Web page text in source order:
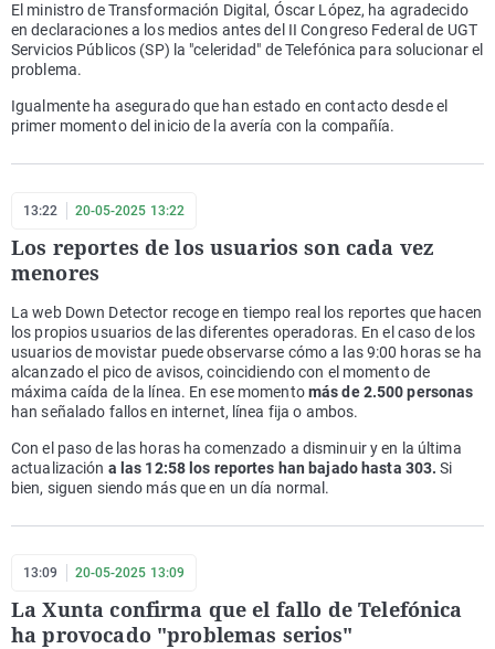
El ministro de Transformación Digital, Óscar López, ha agradecido
en declaraciones a los medios antes del II Congreso Federal de UGT
Servicios Públicos (SP) la "celeridad" de Telefónica para solucionar el
problema.
Igualmente ha asegurado que han estado en contacto desde el
primer momento del inicio de la avería con la compañía.
13:22 20-05-2025 13:22
Los reportes de los usuarios son cada vez
menores
La web Down Detector recoge en tiempo real los reportes que hacen
los propios usuarios de las diferentes operadoras. En el caso de los
usuarios de movistar puede observarse cómo a las 9:00 horas se ha
alcanzado el pico de avisos, coincidiendo con el momento de
máxima caída de la línea. En ese momentomás de 2.500 personas
han señalado fallos en internet, línea fija o ambos.
Con el paso de las horas ha comenzado a disminuir y en la última
actualización a las 12:58 los reportes han bajado hasta 303. Si
bien, siguen siendo más que en un día normal.
13:09 20-05-2025 13:09
La Xunta confirma que el fallo de Telefónica
ha provocado "problemas serios"